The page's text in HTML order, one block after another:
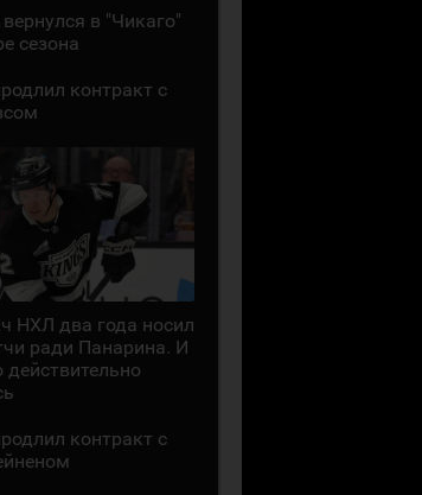
в "Чикаго"
сезона
контракт с
НХЛ два года носил
ради Панарина. И
контракт с